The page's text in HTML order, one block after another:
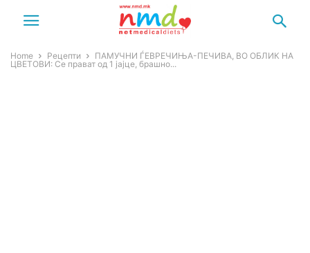
Home Рецепти
ПАМУЧНИ ЃЕВРЕЧИЊА-ПЕЧИВА, ВО ОБЛИК НА
ЦВЕТОВИ: Се прават од 1 јајце, брашно...